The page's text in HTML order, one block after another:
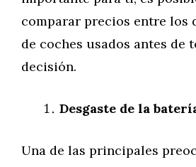
comparar precios entre los
de coches usados antes de
decisión.
Desgaste de la
Una de las principales